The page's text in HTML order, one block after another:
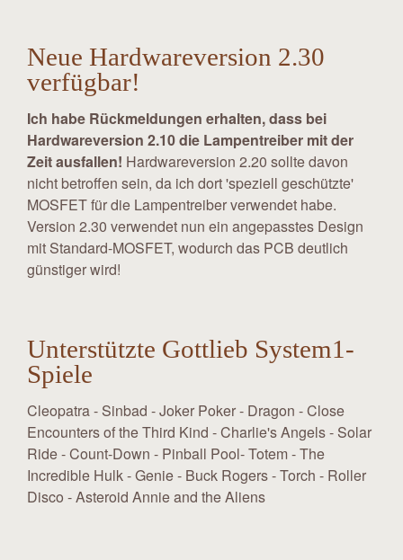
Neue Hardwareversion 2.30
verfügbar!
Ich habe Rückmeldungen erhalten, dass bei
Hardwareversion 2.10 die Lampentreiber mit der
Zeit ausfallen! Hardwareversion 2.20 sollte davon
nicht betroffen sein, da ich dort 'speziell geschützte'
MOSFET für die Lampentreiber verwendet habe.
Version 2.30 verwendet nun ein angepasstes Design
mit Standard-MOSFET, wodurch das PCB deutlich
günstiger wird!
Unterstützte Gottlieb System1-
Spiele
Cleopatra - Sinbad - Joker Poker - Dragon - Close
Encounters of the Third Kind - Charlie's Angels - Solar
Ride - Count-Down - Pinball Pool- Totem - The
Incredible Hulk - Genie - Buck Rogers - Torch - Roller
Disco - Asteroid Annie and the Aliens